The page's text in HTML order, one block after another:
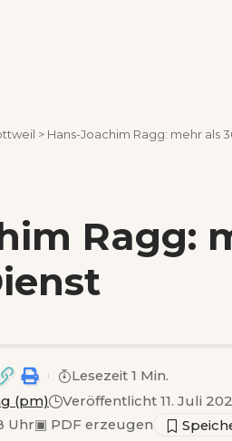
> Hans-Joachim Ragg: mehr als
Ragg:
(pm)
Veröffentlicht 11. Juli
Uhr▣ PDF erzeugen
Lesezeit 1 Min.